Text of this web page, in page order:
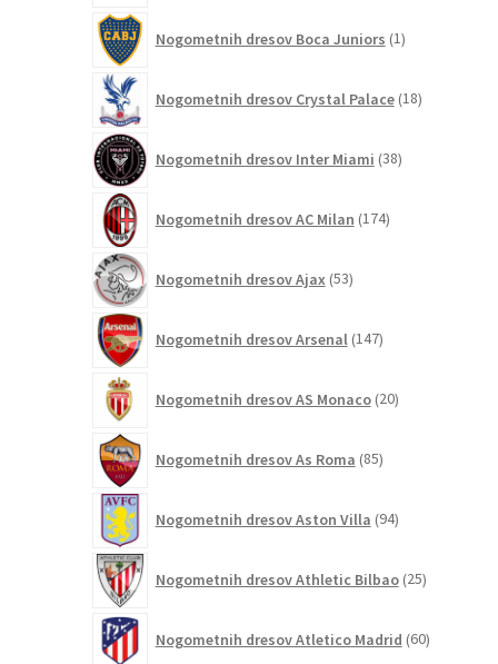
Nogometnih dresov Boca Juniors 1izdelek
Nogometnih dresov Crystal Palace 18izdelkov
Nogometnih dresov Inter Miami 38izdelkov
Nogometnih dresov AC Milan 174izdelkov
Nogometnih dresov Ajax 53izdelkov
Nogometnih dresov Arsenal 147izdelkov
Nogometnih dresov AS Monaco 20izdelkov
Nogometnih dresov As Roma 85izdelkov
Nogometnih dresov Aston Villa 94izdelkov
Nogometnih dresov Athletic Bilbao 25izdelkov
Nogometnih dresov Atletico Madrid 60izdelkov